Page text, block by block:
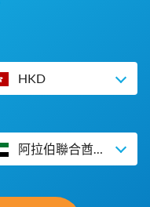
HKD
阿拉伯聯合酋長國